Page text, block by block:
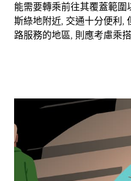
能需要轉乘前往其覆蓋範
斯綠地附近, 交通十分便利,
路服務的地區, 則應考慮乘